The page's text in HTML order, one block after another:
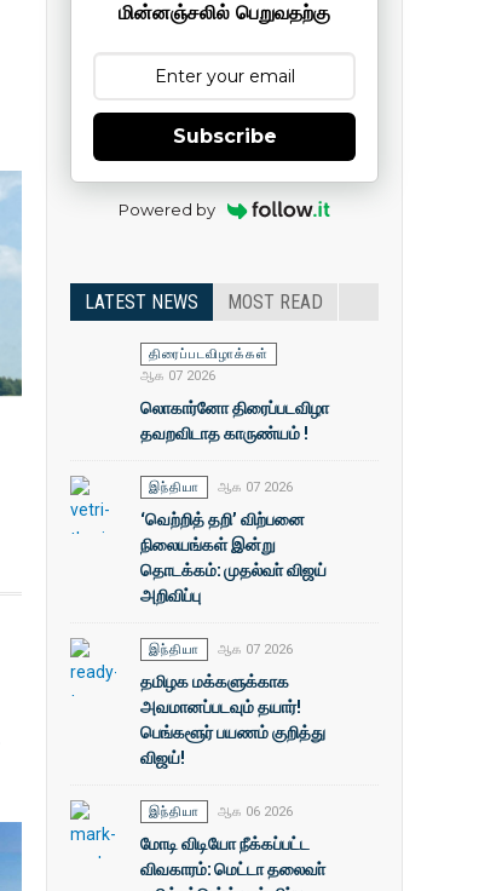
மின்னஞ்சலில் பெறுவதற்கு
Subscribe
Powered by
LATEST NEWS MOST READ
திரைப்படவிழாக்கள்
ஆக 07 2026
லொகார்னோ திரைப்படவிழா
தவறவிடாத காருண்யம் !
இந்தியா ஆக 07 2026
‘வெற்றித் தறி’ விற்பனை
நிலையங்கள் இன்று
தொடக்கம்: முதல்வா் விஜய்
அறிவிப்பு
இந்தியா ஆக 07 2026
தமிழக மக்களுக்காக
அவமானப்படவும் தயார்!
பெங்களூர் பயணம் குறித்து
விஜய்!
இந்தியா ஆக 06 2026
மோடி விடியோ நீக்கப்பட்ட
விவகாரம்: மெட்டா தலைவா்